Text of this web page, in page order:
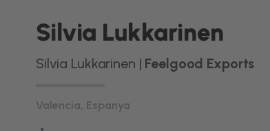
Silvia Lukkarinen
Silvia Lukkarinen | Feelgood Exports
Valencia, Espanya